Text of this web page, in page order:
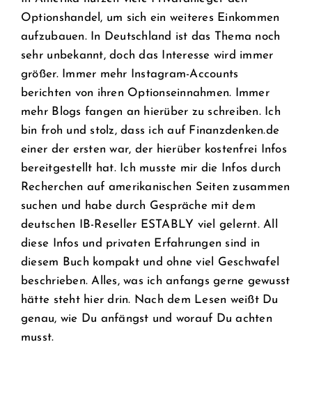
Optionshandel, um sich ein weiteres Einkommen
aufzubauen. In Deutschland ist das Thema noch
sehr unbekannt, doch das Interesse wird immer
größer. Immer mehr Instagram-Accounts
berichten von ihren Optionseinnahmen. Immer
mehr Blogs fangen an hierüber zu schreiben. Ich
bin froh und stolz, dass ich auf Finanzdenken.de
einer der ersten war, der hierüber kostenfrei Infos
bereitgestellt hat. Ich musste mir die Infos durch
Recherchen auf amerikanischen Seiten zusammen
suchen und habe durch Gespräche mit dem
deutschen IB-Reseller ESTABLY viel gelernt. All
diese Infos und privaten Erfahrungen sind in
diesem Buch kompakt und ohne viel Geschwafel
beschrieben. Alles, was ich anfangs gerne gewusst
hätte steht hier drin. Nach dem Lesen weißt Du
genau, wie Du anfängst und worauf Du achten
musst.